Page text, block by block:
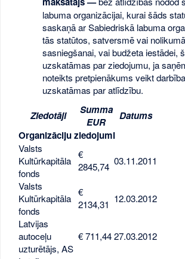
labuma organizācijai, kurai šāds
saskaņā ar Sabiedriskā labuma
tās statūtos, satversmē vai
sasniegšanai, vai budžeta iestādei,
uzskatāmas par ziedojumu, ja
noteikts pretpienākums veikt
uzskatāmas par atlīdzību.
Ziedotāji
Summa
EUR
Datums
Organizāciju ziedojumi
Valsts
Kultūrkapitāla
fonds
€
2845,74 03.11.2011
Valsts
Kultūrkapitāla
fonds
€
2134,31 12.03.2012
Latvijas
autoceļu
uzturētājs, AS
€ 711,44 27.03.2012